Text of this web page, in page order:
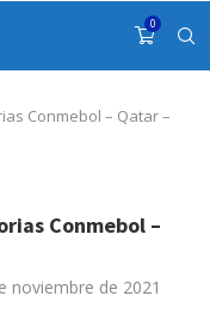
0
Conmebol – Qatar –
Conmebol –
noviembre de 2021